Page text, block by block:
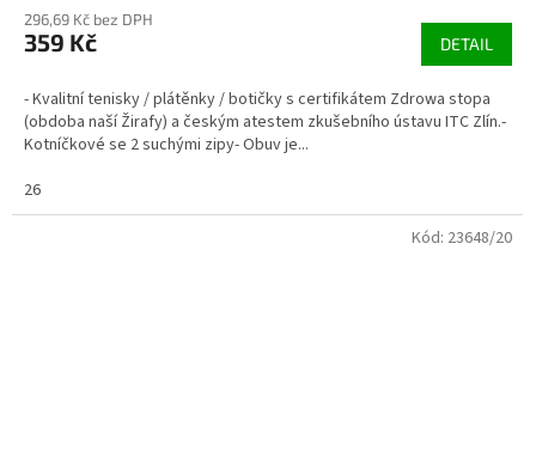
296,69 Kč bez DPH
359 Kč DETAIL
- Kvalitní tenisky / plátěnky / botičky s certifikátem Zdrowa stopa
(obdoba naší Žirafy) a českým atestem zkušebního ústavu ITC Zlín.-
Kotníčkové se 2 suchými zipy- Obuv je...
26
Kód: 23648/20